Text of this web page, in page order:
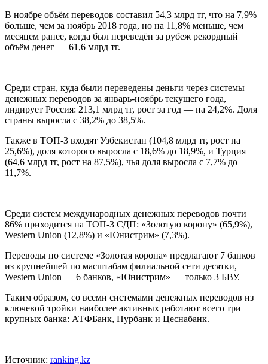
В ноябре объём переводов составил 54,3 млрд тг, что на 7,9%
больше, чем за ноябрь 2018 года, но на 11,8% меньше, чем
месяцем ранее, когда был переведён за рубеж рекордный
объём денег — 61,6 млрд тг.
Среди стран, куда были переведены деньги через системы
денежных переводов за январь-ноябрь текущего года,
лидирует Россия: 213,1 млрд тг, рост за год — на 24,2%. Доля
страны выросла с 38,2% до 38,5%.
Также в ТОП-3 входят Узбекистан (104,8 млрд тг, рост на
25,6%), доля которого выросла с 18,6% до 18,9%, и Турция
(64,6 млрд тг, рост на 87,5%), чья доля выросла с 7,7% до
11,7%.
Среди систем международных денежных переводов почти
86% приходится на ТОП-3 СДП: «Золотую корону» (65,9%),
Western Union (12,8%) и «Юнистрим» (7,3%).
Переводы по системе «Золотая корона» предлагают 7 банков
из крупнейшей по масштабам филиальной сети десятки,
Western Union — 6 банков, «Юнистрим» — только 3 БВУ.
Таким образом, со всеми системами денежных переводов из
ключевой тройки наиболее активных работают всего три
крупных банка: АТФБанк, Нурбанк и Цеснабанк.
Источник: ranking.kz